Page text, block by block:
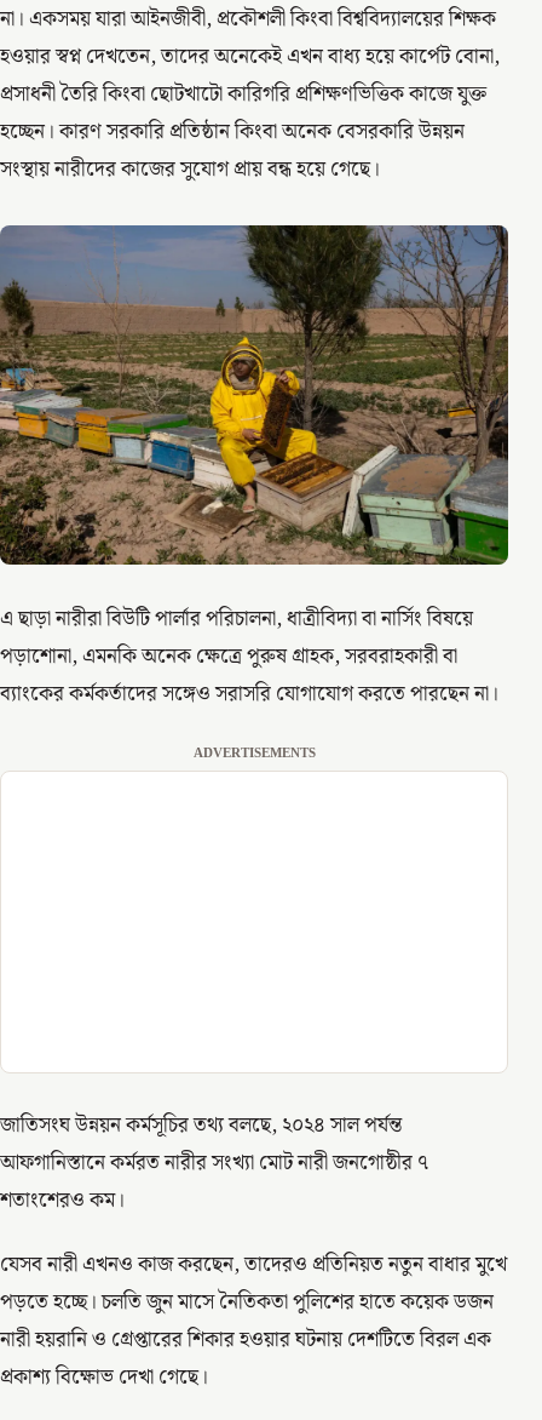
না। একসময় যারা আইনজীবী, প্রকৌশলী কিংবা বিশ্ববিদ্যালয়ের শিক্ষক
হওয়ার স্বপ্ন দেখতেন, তাদের অনেকেই এখন বাধ্য হয়ে কার্পেট বোনা,
প্রসাধনী তৈরি কিংবা ছোটখাটো কারিগরি প্রশিক্ষণভিত্তিক কাজে যুক্ত
হচ্ছেন। কারণ সরকারি প্রতিষ্ঠান কিংবা অনেক বেসরকারি উন্নয়ন
সংস্থায় নারীদের কাজের সুযোগ প্রায় বন্ধ হয়ে গেছে।
এ ছাড়া নারীরা বিউটি পার্লার পরিচালনা, ধাত্রীবিদ্যা বা নার্সিং বিষয়ে
পড়াশোনা, এমনকি অনেক ক্ষেত্রে পুরুষ গ্রাহক, সরবরাহকারী বা
ব্যাংকের কর্মকর্তাদের সঙ্গেও সরাসরি যোগাযোগ করতে পারছেন না।
ADVERTISEMENTS
জাতিসংঘ উন্নয়ন কর্মসূচির তথ্য বলছে, ২০২৪ সাল পর্যন্ত
আফগানিস্তানে কর্মরত নারীর সংখ্যা মোট নারী জনগোষ্ঠীর ৭
শতাংশেরও কম।
যেসব নারী এখনও কাজ করছেন, তাদেরও প্রতিনিয়ত নতুন বাধার মুখে
পড়তে হচ্ছে। চলতি জুন মাসে নৈতিকতা পুলিশের হাতে কয়েক ডজন
নারী হয়রানি ও গ্রেপ্তারের শিকার হওয়ার ঘটনায় দেশটিতে বিরল এক
প্রকাশ্য বিক্ষোভ দেখা গেছে।